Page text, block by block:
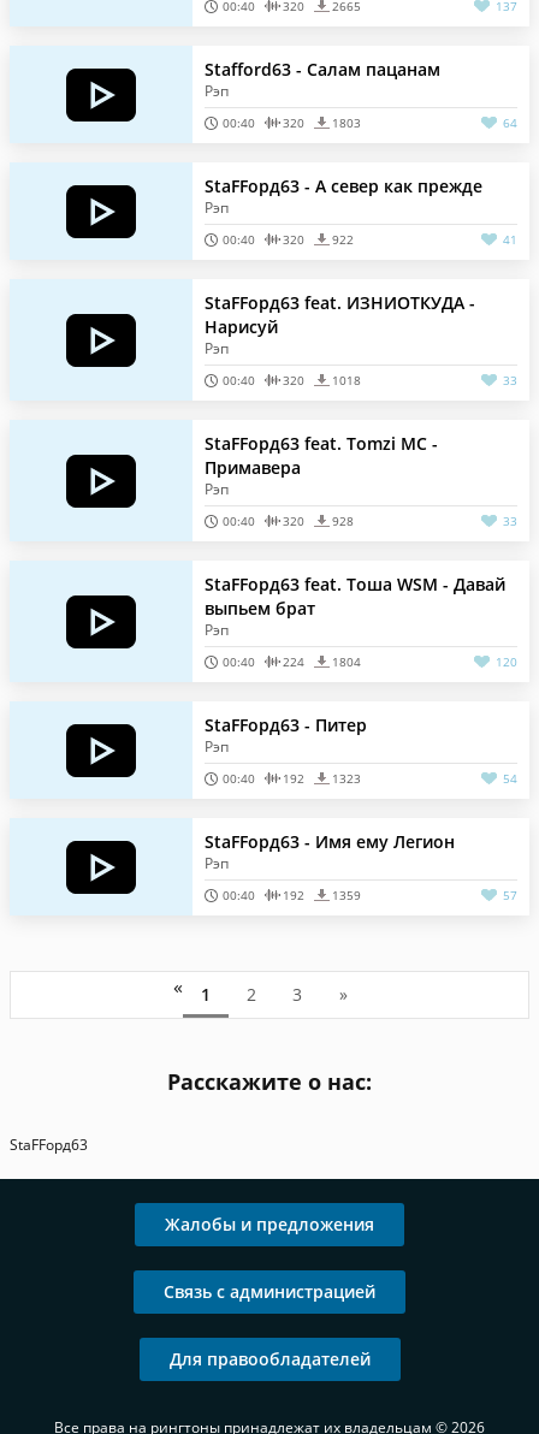
00:40 320 2665 137
Stafford63 - Салам пацанам
Рэп
00:40 320 1803 64
StaFFорд63 - А север как прежде
Рэп
00:40 320 922 41
StaFFорд63 feat. ИЗНИОТКУДА -
Нарисуй
Рэп
00:40 320 1018 33
StaFFорд63 feat. Tomzi MC -
Примавера
Рэп
00:40 320 928 33
StaFFорд63 feat. Тоша WSM - Давай
выпьем брат
Рэп
00:40 224 1804 120
StaFFорд63 - Питер
Рэп
00:40 192 1323 54
StaFFорд63 - Имя ему Легион
Рэп
00:40 192 1359 57
« 1 2 3 »
Расскажите о нас:
StaFFорд63
Жалобы и предложения
Связь с администрацией
Для правообладателей
Все права на рингтоны принадлежат их владельцам © 2026